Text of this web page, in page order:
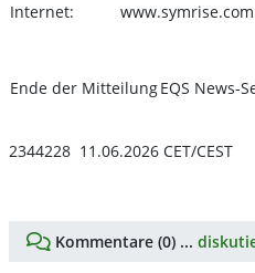
Internet:
www.symrise.com
Ende der MitteilungEQS News-
2344228 11.06.2026 CET/CEST
Kommentare (0) ...